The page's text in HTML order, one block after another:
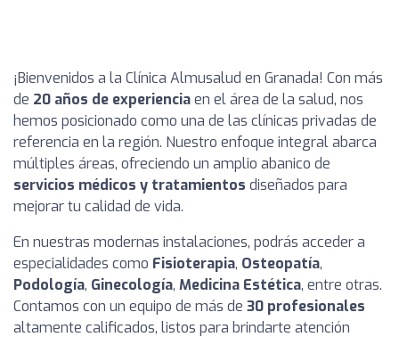
¡Bienvenidos a la Clínica Almusalud en Granada! Con más
de 20 años de experienciaen el área de la salud, nos
hemos posicionado como una de las clínicas privadas de
referencia en la región. Nuestro enfoque integral abarca
múltiples áreas, ofreciendo un amplio abanico de
servicios médicos y tratamientos diseñados para
mejorar tu calidad de vida.
En nuestras modernas instalaciones, podrás acceder a
especialidades como Fisioterapia, Osteopatía,
Podología, Ginecología, Medicina Estética, entre otras.
Contamos con un equipo de más de 30 profesionales
altamente calificados, listos para brindarte atención